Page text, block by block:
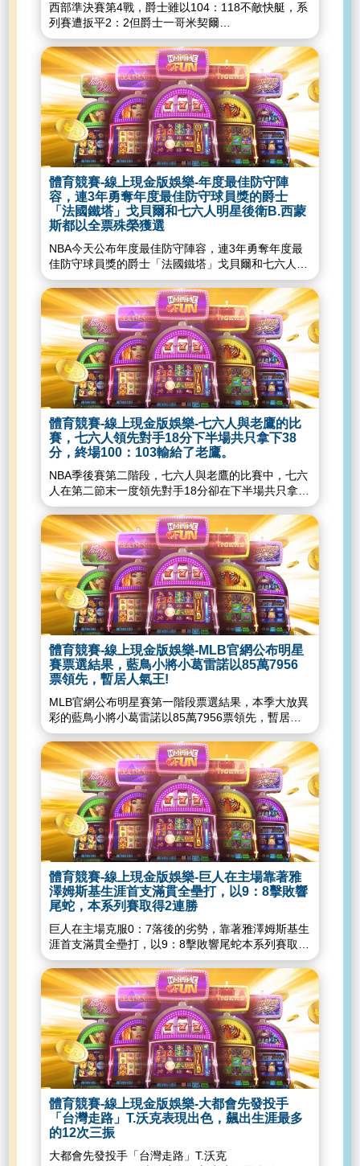
（SeanMurphy）轟出超前兩分砲後，下一局又遭遇
亂流，單局被敲5支安打、送出3次保送，一口氣失掉
5分，讓天使陷入1：7的遙遙落後。天使今打線敲出
14支安打比對手多了5支，可惜沒能有效串聯，7局
雖靠著4支安打攻下4分大局，但終場仍以三分敗下陣
來。「二游組合」都上演猛打賞，游擊手鷹俠
（JoseIglesias）與佛列契（DavidFletcher）皆繳5
支4的成績，擔任指定打擊的大谷翔平5打數僅1安，
吞下1次三振，打擊率2成67。天使今可以說是賠了
夫人又折兵，當家三壘手倫登（AnthonyRendon）
在5局因為撲球身體出現狀況，隨後就提前退場，總
教練梅登（JoeMaddon）賽後受訪時表示，倫登是
三頭肌受傷，嚴重程度還需後續進一步了解。線上現
金版娛樂城-獲准開業通過了！美國玩家準備拜訪新
賭場度假村線上現金版娛樂城-公佈首季營收業績報
情影響彩票收入大馬成功多多首三月淨利下滑六成線
上現金版娛樂城-全球玩家、廠商要失望了！
西部準決賽第4戰，爵士雖以104：118不敵快艇，系
列賽遭扳平2：2但爵士一哥米契爾
（DonovanMitchell）仍寫下NBA季後賽歷史紀錄，
連續第5場攻下超過30分以及至少投進5顆三分球。
米契爾今日上場40分鐘，26投9中，三分球15投6
中，15罰13中，拿下37分，根據NBA官方指出，米
契爾是史上第3位季後賽連續5場命中至少5顆三分
球，另外兩位是勇士浪花兄弟柯瑞
（StephenCurry）和K.湯普森（KlayThompson）。
此外根據《StatMuse》數據統計，本場比賽也是米
契爾季後賽連續第5場拿下超過30分、投進超過5顆
三分球，還打破了勇士當家球星柯瑞先前在2015年
寫下的連續4場紀錄，寫下NBA季後賽最長紀錄。爵
士一哥米契爾（DonovanMitchell）沒有因前場造成
的腳踝傷勢影響，前兩節就拿21分，但隊友手感急
凍，儘管第3節試圖重整旗鼓，但還是難以彌平巨大
的落後大洞，始終是雙位數差距，比賽也就此底定。
快艇投籃命中率達46.8％，雷納德19投9中拿31分，
第4節後段就坐在場邊休息，P.喬治也有31進帳，小
莫里斯貢獻24分，至於爵士以米契爾26投9中拿37分
最佳，英格斯（JoeIngles）拿19分居次，波丹諾維
奇（BojanBogdanovic）18分。線上現金版娛樂城-
獲准開業通過了！美國玩家準備拜訪新賭場度假村線
上現金版娛樂城-公佈首季營收業績報告馬尼拉名勝
世界這樣回應了線上現金版娛樂城-疫情影響彩票收
入大馬成功多多首三月淨利下滑六成線上現金版娛樂
城-全球玩家、廠商要失望了！G2EAsia博覽會延到
這時間線上現金版娛樂城...
體育競賽-線上現金版娛樂-年度最佳防守陣
容，連3年勇奪年度最佳防守球員獎的爵士
「法國鐵塔」戈貝爾和七六人明星後衛B.西蒙
斯都以全票殊榮獲選
NBA今天公布年度最佳防守陣容，連3年勇奪年度最
佳防守球員獎的爵士「法國鐵塔」戈貝爾和七六人明
星後衛B.西蒙斯都以全票殊榮獲選。戈貝爾不但連3
季獲頒NBA年度最佳防守球員獎，今也是他連續5季
被選入年度防守第1隊，這也代表他可以額外拿下50
萬美元的獎金，B.西蒙斯則是連兩季入選年度防守第
1隊。除了他們兩位，其餘入圍年度防守第1隊的還有
勇士隊「嘴綠」D.格林（DraymondGreen）、公鹿
隊的「字母哥」亞德托昆波
（GiannisAntetokounmpo）和他的射手隊友J.哈勒
戴（JrueHoliday）戈貝爾和B.西蒙斯都獲得全部100
張第1名選票，攜手以滿分200分入選年度防守第1
隊。第4度獲選的D.格林這次獲得176分；第2次獲選
的J.哈勒戴拿下157分；3度獲選的亞德托昆波這次則
是獲得135分。年度防守第2隊的成員則有邁阿密熱
火中鋒艾德巴約（BamAdebayo）、後衛「士官長」
J.巴特勒，七六人一哥恩比德隊友後衛塞布林
（MatisseThybulle），和快艇前鋒「可愛」雷納德
（KawhiLeonard）。2020-21NBAAll-
—ShamsCharania（@ShamsCharania）
June14,2021線上現金版娛樂城-獲准開業通過了！
美國玩家準備拜訪新賭場度假村線上現金版娛樂城-
公佈首季營收業績報告馬尼拉名勝世界這樣回應了線
上現金版娛樂城-疫情影響彩票收入大馬成功多多首
三月淨利下滑六成線上現金版娛樂城-全球玩家、廠
商要失望了！G2EAsia博覽會延到這時間線上現金版
娛樂城...
體育競賽-線上現金版娛樂-七六人與老鷹的比
賽，七六人領先對手18分下半場共只拿下38
分，終場100：103輸給了老鷹。
NBA季後賽第二階段，七六人與老鷹的比賽中，七六
人在第二節末一度領先對手18分卻在下半場共只拿下
38分，終場以100：103輸給了老鷹，系列賽雙方戰
成平手。賽後，七六人主帥瑞佛斯（DocRivers）
說：「甫開賽，我們不太傳球，雖然後來大家有在
傳，結果最後還是又回到了英雄主義式的籃球。每個
人都想成為英雄，而不在乎團隊和彼此的信任。當你
這麼做時，通常就會輸，尤其是當對方團隊合作做得
好的時候。」七六人大前鋒T.哈里斯
（TobiasHarris）表示，第四節前瑞佛斯有告訴他們
這件事，T.哈里斯說：「在那樣的關鍵時刻，這是很
重要的提醒。如果我們能夠堅持住，像上半場那樣積
極傳球，也許就不會輸，我們忽略了這一點。」帶傷
上陣的七六人中鋒恩比德（JoelEmbiid）顯然受到傷
勢影響，下半場12投0中，並在最後8.8秒、1分差時
上籃失誤，最後敗下陣來。對此，七六人主帥瑞佛斯
（DocRivers）說：「對我來說，比賽不應該走到這
樣的地步，我們錯過了太多機會，今晚放掉了一個千
載難逢的機會。」然而，瑞佛斯認為七六人仍然很有
機會進入東部決賽，而不是被淘汰。老鷹儘管此役只
有36.6%的投籃命中率和30%的三分球命中率，仍取
得了勝利，他們今天只有4次失誤，這是自2020年2
月3日熱火的3次失誤以來，七六人遇過最少失誤的對
手。線上現金版娛樂城-獲准開業通過了！美國玩家
準備拜訪新賭場度假村線上現金版娛樂城-公佈首季
營收業績報告馬尼拉名勝世界這樣回應了線上現金版
娛樂城-疫情影響彩票收入大馬成功多多首三月淨利
下滑六成線上現金版娛樂城-全球玩家、廠商要失望
了！G2EAsia博覽會延到這時間線上現金版娛樂城...
體育競賽-線上現金版娛樂-MLB官網公布明星
賽票選結果，藍鳥小將小葛雷諾以85萬7956
票領先，暫居人氣王!
MLB官網公布明星賽第一階段票選結果，本季大放異
彩的藍鳥小將小葛雷諾以85萬7956票領先，暫居人
氣王 藍鳥小葛雷諾連兩天開轟，將大聯盟最多的全
壘打推進到20轟，助隊以7：2擊敗紅襪；身為名人
堂球星葛雷諾之子，才22歲的小葛雷諾目前有6項打
擊成績領先大聯盟，將挑戰三冠王和年度MVP。小葛
雷諾他以22歲88天的年齡，成為大聯盟史上單季率
先達成20轟的第3年輕球員!明星賽第一階段票選在美
國時間6月3日開始進行，大聯盟官網今日公布目前投
票結果，年輕選手崛起，得票前4高的球員有3位年齡
在23歲以下，美聯22歲的小葛雷諾以85萬7956票領
先群雄，23歲的勇士隊球星阿庫尼亞
（RonaldAcuñaJr.）以83萬4287票居第2（國聯第
1），楚奧特（MikeTrout）70萬6503票第3（美聯第
2），22歲的小塔提斯（FernandoTatisJr.）70萬
1251票第4（國聯第2）。小葛雷諾本季表現相當傑
出，目前打擊率0.346、上壘率0.451、長打率
0.697、整體攻擊指數（OPS）高達1.148、22支全
壘打、56分打點，上述數據除了打擊率是美聯最佳
外，其他皆為聯盟之最。小葛雷諾曾在上屆（2019
年）參與過明星賽，但只參加全壘打大賽，雖然當時
以總數91轟寫下紀錄，決勝輪遭大都會阿隆索
（PeteAlonso）擊敗，無緣奪冠。線上現金版娛樂
城-獲准開業通過了！美國玩家準備拜訪新賭場度假
村線上現金版娛樂城-公佈首季營收業績報告馬尼拉
名勝世界這樣回應了線上現金版娛樂城-疫情影響彩
票收入大馬成功多多首三月淨利下滑六成線上現金版
娛樂城-全球玩家、廠商要失望了！G2EAsia博覽會
延到這時間線上現金版娛樂城...
體育競賽-線上現金版娛樂-巨人在主場靠著雅
澤姆斯基生涯首支滿貫全壘打，以9：8擊敗響
尾蛇，本系列賽取得2連勝
巨人在主場克服0：7落後的劣勢，靠著雅澤姆斯基生
涯首支滿貫全壘打，以9：8擊敗響尾蛇本系列賽取得
2連勝，並賞給響尾蛇難堪的客場21連敗。本場比賽
響尾蛇很快就發動攻勢，2局上打完便取得7：0的優
勢，不過巨人軍並未放棄，一路拼命追分，最後靠著
雅澤姆斯基的滿貫砲逆轉收勝。談到這場比賽，雅澤
姆斯基說：「休息室裡每個人的心態都認為我們能夠
追回來，並且拿下比賽勝利，因為這就是我們。」談
到這支關鍵滿貫砲，他表示一開始很擔心轉出界外，
不過最後確定是全壘打後非常興奮。巨人推派李泰爾
（​ZackLittell）先發，首局就被響尾蛇打爆，連續安
打和保送立刻就失掉4分，且沒有解決掉任何打者，
隨後也遭換下場。隆恩（SammyLong）接替上場後
立刻有效止血，以三振取得1出局後再讓打者擊出雙
殺打，結束這個半局。不過隆恩來到2局上也遇到亂
流，遭沃克（ChristianWalker）敲二壘安打失2分，
體育競賽-線上現金版娛樂-大都會先發投手
「台灣走路」T.沃克表現出色，飆出生涯最多
的12次三振
大都會先發投手「台灣走路」T.沃克